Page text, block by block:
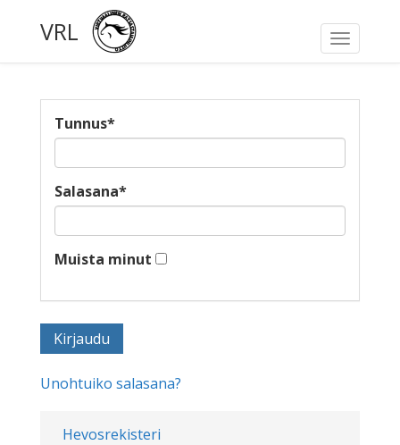
Toggle
VRL
Hevosrekisteri
Tunnus*
Salasana*
Muista minut
Unohtuiko salasana?